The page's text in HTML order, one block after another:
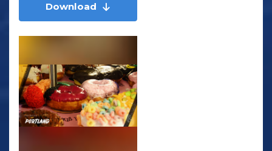
Download